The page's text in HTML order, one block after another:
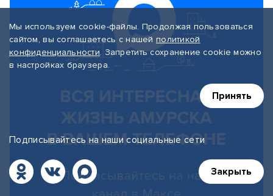
Мы используем cookie-файлы. Продолжая пользоваться
сайтом, вы соглашаетесь с нашей политикой
конфиденциальности. Запретить сохранение cookie можно
в настройках браузера.
Принять
Подписывайтесь на наши социальные сети
Закрыть